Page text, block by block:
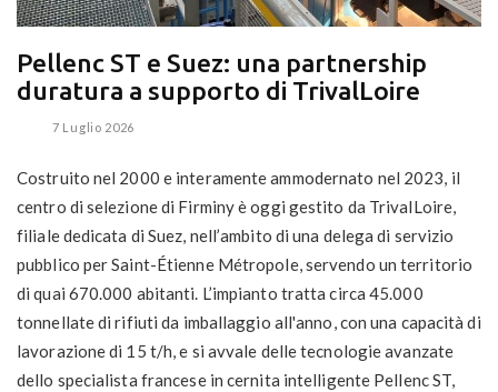
Pellenc ST e Suez: una partnership
duratura a supporto di TrivalLoire
7 Luglio 2026
Costruito nel 2000 e interamente ammodernato nel 2023, il
centro di selezione di Firminy è oggi gestito da TrivalLoire,
filiale dedicata di Suez, nell’ambito di una delega di servizio
pubblico per Saint-Étienne Métropole, servendo un territorio
di quai 670.000 abitanti. L’impianto tratta circa 45.000
tonnellate di rifiuti da imballaggio all'anno, con una capacità di
lavorazione di 15 t/h, e si avvale delle tecnologie avanzate
dello specialista francese in cernita intelligente Pellenc ST,